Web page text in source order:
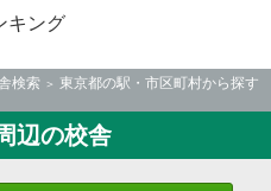
キング
検索
東京都の駅・市区町村から探す
辺の校舎